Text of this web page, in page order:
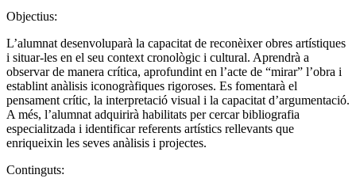
Objectius:
L’alumnat desenvoluparà la capacitat de reconèixer obres artístiques
i situar-les en el seu context cronològic i cultural. Aprendrà a
observar de manera crítica, aprofundint en l’acte de “mirar” l’obra i
establint anàlisis iconogràfiques rigoroses. Es fomentarà el
pensament crític, la interpretació visual i la capacitat d’argumentació.
A més, l’alumnat adquirirà habilitats per cercar bibliografia
especialitzada i identificar referents artístics rellevants que
enriqueixin les seves anàlisis i projectes.
Continguts: